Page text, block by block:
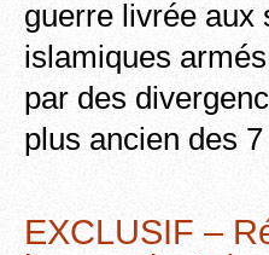
guerre livrée aux
islamiques
par des
plus ancien des
EXCLUSIF –